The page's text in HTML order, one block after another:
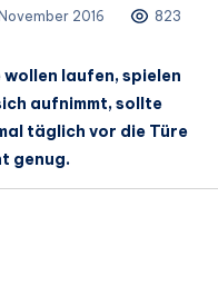
2016 823
wollen laufen, spielen
aufnimmt, sollte
täglich vor die Türe
genug.